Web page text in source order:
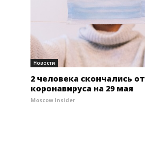
Новости
2 человека скончались от
коронавируса на 29 мая
Moscow Insider